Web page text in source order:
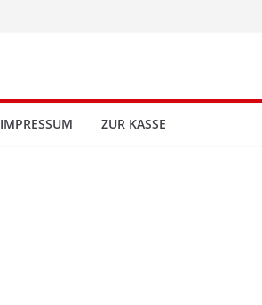
IMPRESSUM ZUR KASSE